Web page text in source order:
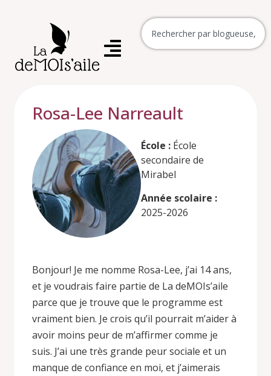
Rosa-Lee Narreault
École : École
secondaire de
Mirabel
Année scolaire :
2025-2026
Bonjour! Je me nomme Rosa-Lee, j’ai 14 ans,
et je voudrais faire partie de La deMOIs’aile
parce que je trouve que le programme est
vraiment bien. Je crois qu’il pourrait m’aider à
avoir moins peur de m’affirmer comme je
suis. J’ai une très grande peur sociale et un
manque de confiance en moi, et j’aimerais